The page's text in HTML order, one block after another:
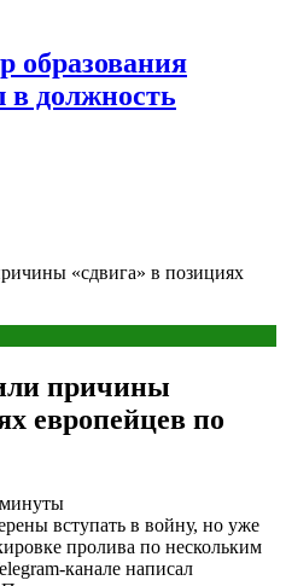
образования
должность
«сдвига» в позициях
причины
европейцев по
вступать в войну, но уже
пролива по нескольким
канале написал